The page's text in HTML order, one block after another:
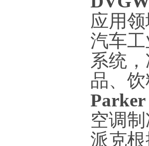
应用
汽车
系统
品、
空调
派克